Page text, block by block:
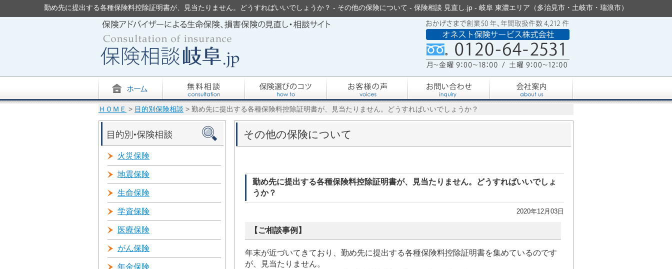
勤め先に提出する各種保険料控除証明書が、見当たりません。どうすればいいでしょうか？ - その他の保険について - 保険相談 見直し.jp - 岐阜 東濃エリア（多治見市・土岐市・瑞浪市）
ＨＯＭＥ > 目的別保険相談 > 勤め先に提出する各種保険料控除証明書が、見当たりません。どうすればいいでしょうか？
その他の保険について
勤め先に提出する各種保険料控除証明書が、見当たりません。どうすればいいでしょ
うか？
2020年12月03日
【ご相談事例】
年末が近づいてきており、勤め先に提出する各種保険料控除証明書を集めているのです
が、見当たりません。
火災保険
地震保険
生命保険
学資保険
医療保険
がん保険
年金保険